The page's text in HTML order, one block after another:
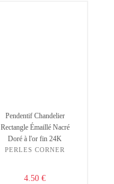
Pendentif Chandelier
Rectangle Émaillé Nacré
Doré à l'or fin 24K
PERLES CORNER
4.50 €